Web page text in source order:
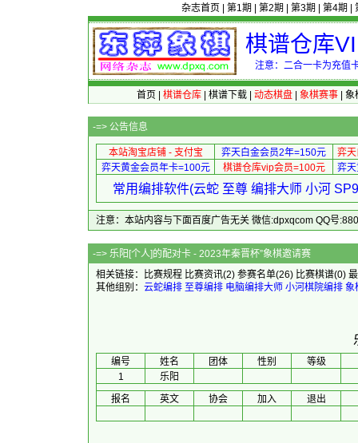
杂志首页 第1期 第2期 第3期 第4期
棋谱仓库
注意：二合一卡为充值
首页 棋谱仓库| 棋谱下载| 动态棋盘| 象棋赛事| 象
-=> 公告信息
本站淘宝店铺 - 支付宝 弈天白金会员2年=150元
弈
弈天黄金会员年卡=100元
棋谱仓库vip会员=100元 弈
常用编排软件(云蛇 至尊 编排大师 小河
注意：本站内容与下面百度广告无关 微信:dpxqcom QQ号
-=> 乐阳[个人]的配对卡 -
相关链接：
比赛规程 比赛资讯(2) 参赛名单(26) 比赛棋谱(0)
其他组别： 云蛇编排 至尊编排 电脑编排大师 小河棋院编排 象
编号 姓名 团体 性别
等级
1
乐阳
报名
英文 协会 加入 退出